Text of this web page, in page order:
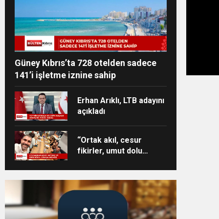
Güney Kıbrıs’ta 728 otelden sadece
141’i işletme iznine sahip
Erhan Arıklı, LTB adayını
açıkladı
“Ortak akıl, cesur
fikirler, umut dolu
dolu bir ekip”